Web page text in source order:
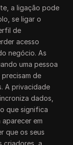
a ligação pode
se ligar o
de
acesso
negócio. As
uma pessoa
de
A privacidade
dados,
que significa
em
que os seus
criadores, a